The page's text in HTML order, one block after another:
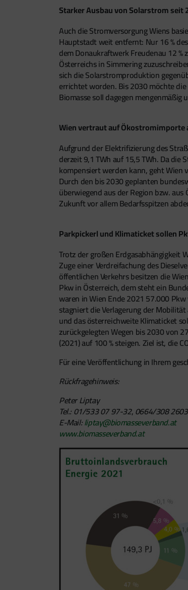
Starker Ausbau von Solarstrom seit
Auch die Stromversorgung Wiens
Hauptstadt weit entfernt: Nur 16 %
dem Donaukraftwerk Freudenau 12
Österreichs in Simmering
sich die Solarstromproduktion
errichtet worden. Bis 2030 möchte
Biomasse soll dagegen mengenmäßig
Wien vertraut auf Ökostromimporte
Aufgrund der Elektrifizierung des
derzeit 9,1 TWh auf 15,5 TWh. Da
kompensiert werden kann, geht Wien
Durch den bis 2030 geplanten
überwiegend aus der Region bzw.
Zukunft vor allem Bedarfsspitzen
Parkpickerl und Klimaticket sollen
Trotz der großen Erdgasabhängigkeit
Zuge einer Verdreifachung des
öffentlichen Verkehrs besitzen die
Pkw in Österreich, dem steht ein
waren in Wien Ende 2021 57.000
stagniert die Verlagerung der
und das österreichweite Klimaticket
zurückgelegten Wegen bis 2030 von
(2021) auf 100 % steigen. Ziel ist, die
Für eine Veröffentlichung in Ihrem
Rückfragehinweis:
Peter Liptay
Tel.: 01/533 07 97-32,0664/308 2603
E-Mail:liptay@biomasseverband.at
www.biomasseverband.at